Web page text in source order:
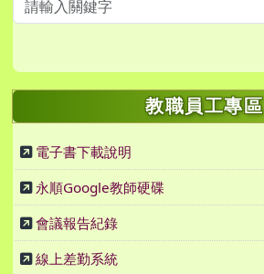
教職員工專區
電子書下載說明
永順Google教師硬碟
會議報告紀錄
線上差勤系統